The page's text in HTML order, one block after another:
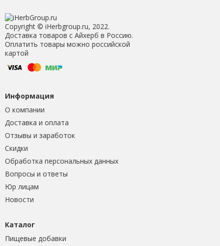
Copyright © iHerbgroup.ru, 2022.
Доставка товаров с Айхерб в Россию.
Оплатить товары можно российской
картой
Информация
О компании
Доставка и оплата
Отзывы и заработок
Скидки
Обработка персональных данных
Вопросы и ответы
Юр лицам
Новости
Каталог
Пищевые добавки